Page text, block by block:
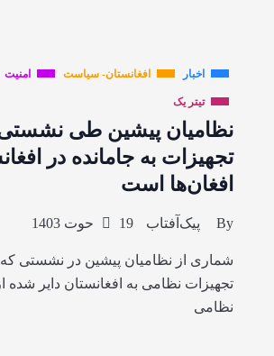
اخبار افغانستان- سیاست امنیت
تیتر یک
نظامیان پیشین طی نشستی
تجهیزات به جامانده در
افغان‌ها است
By پیک‌آفتاب 19 حوت 1403
شماری از نظامیان پیشین در نشستی که
تجهیزات نظامی به افغانستان دایر شده
نظامی